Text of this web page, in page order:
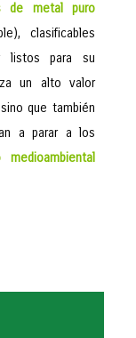
de metal puro
clasificables
listos para su
un alto valor
que también
a parar a los